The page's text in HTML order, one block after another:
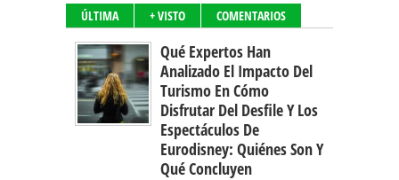
ÚLTIMA + VISTO COMENTARIOS
Qué Expertos Han
Analizado El Impacto Del
Turismo En Cómo
Disfrutar Del Desfile Y Los
Espectáculos De
Eurodisney: Quiénes Son Y
Qué Concluyen